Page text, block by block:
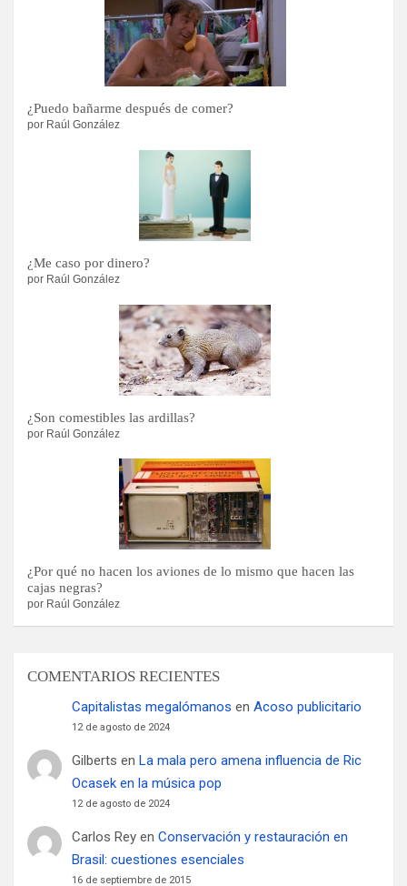
¿Puedo bañarme después de comer?
por Raúl González
¿Me caso por dinero?
por Raúl González
¿Son comestibles las ardillas?
por Raúl González
¿Por qué no hacen los aviones de lo mismo que hacen las
cajas negras?
por Raúl González
COMENTARIOS RECIENTES
Capitalistas megalómanos en Acoso publicitario
12 de agosto de 2024
Gilberts en La mala pero amena influencia de Ric
Ocasek en la música pop
12 de agosto de 2024
Carlos Reyen Conservación y restauración en
Brasil: cuestiones esenciales
16 de septiembre de 2015